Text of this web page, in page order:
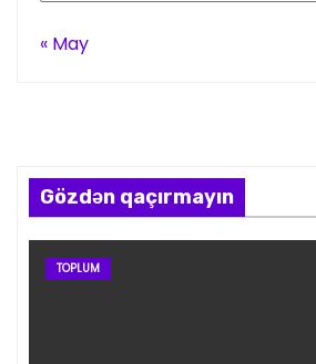
« May
Gözdən qaçırmayın
TOPLUM